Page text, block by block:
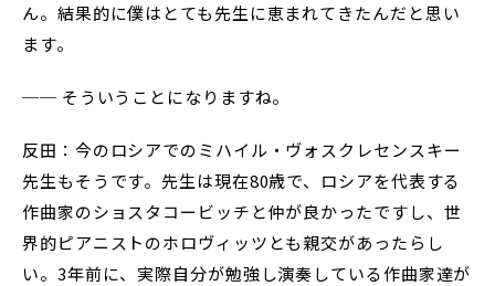
ん。結果的に僕はとても先生に恵まれてきたんだと思い
ます。
── そういうことになりますね。
反田：今のロシアでのミハイル・ヴォスクレセンスキー
先生もそうです。先生は現在80歳で、ロシアを代表する
作曲家のショスタコービッチと仲が良かったですし、世
界的ピアニストのホロヴィッツとも親交があったらし
い。3年前に、実際自分が勉強し演奏している作曲家達が